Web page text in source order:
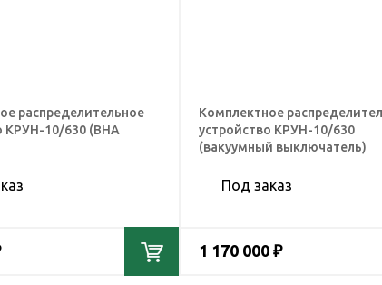
распределительное
КРУН-10/630 (ВНА
Комплектное
устройство КРУН-10/630
(вакуумный выключатель)
Под заказ
1 170 000 ₽